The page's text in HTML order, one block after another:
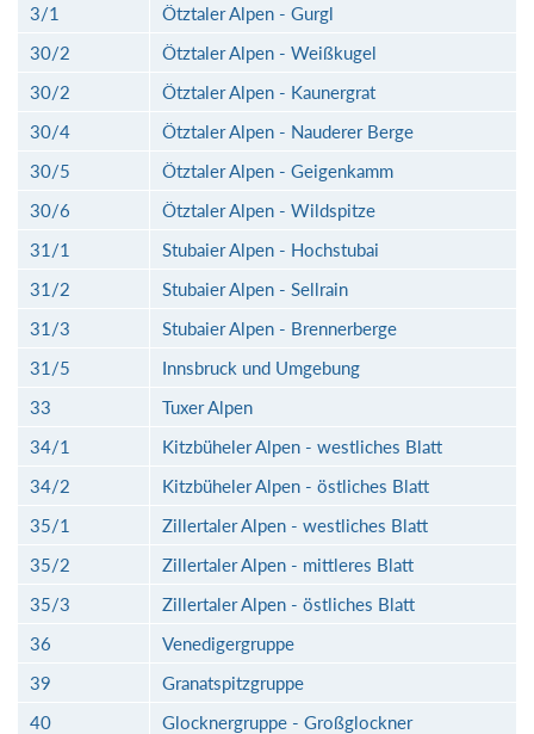
3/1
Ötztaler Alpen - Gurgl
30/2
Ötztaler Alpen - Weißkugel
30/2
Ötztaler Alpen - Kaunergrat
30/4
Ötztaler Alpen - Nauderer Berge
30/5
Ötztaler Alpen - Geigenkamm
30/6
Ötztaler Alpen - Wildspitze
31/1
Stubaier Alpen - Hochstubai
31/2
Stubaier Alpen - Sellrain
31/3
Stubaier Alpen - Brennerberge
31/5
Innsbruck und Umgebung
33
Tuxer Alpen
34/1
Kitzbüheler Alpen - westliches Blatt
34/2
Kitzbüheler Alpen - östliches Blatt
35/1
Zillertaler Alpen - westliches Blatt
35/2
Zillertaler Alpen - mittleres Blatt
35/3
Zillertaler Alpen - östliches Blatt
36
Venedigergruppe
39
Granatspitzgruppe
40
Glocknergruppe - Großglockner